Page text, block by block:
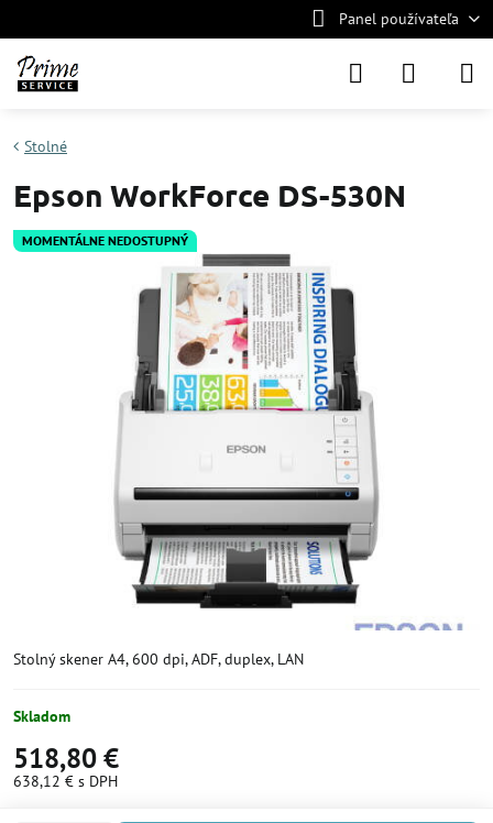
Panel používateľa
MOMENTÁLNE NEDOSTUPNÝ
Stolné
Epson WorkForce DS-530N
Stolný skener A4, 600 dpi, ADF, duplex, LAN
Skladom
518,80 €
638,12 € s DPH